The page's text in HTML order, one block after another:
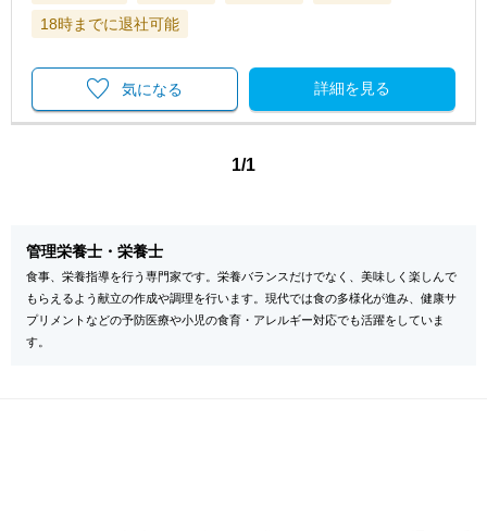
18時までに退社可能
詳細を見る
気になる
1/1
管理栄養士・栄養士
食事、栄養指導を行う専門家です。栄養バランスだけでなく、美味しく楽しんで
もらえるよう献立の作成や調理を行います。現代では食の多様化が進み、健康サ
プリメントなどの予防医療や小児の食育・アレルギー対応でも活躍をしていま
す。